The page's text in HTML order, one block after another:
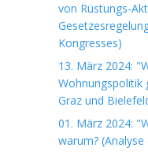
von Rüstungs-
Kongresses)
13. März 2024:
Wohnungspolitik
Graz und
01. März 2024:
warum?